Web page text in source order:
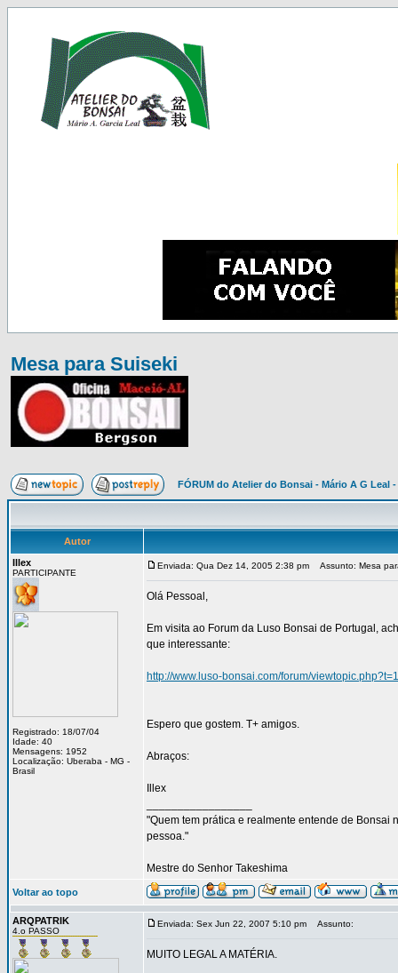
Mesa para Suiseki
FÓRUM do Atelier do Bonsai - Mário A G Leal
Autor
Illex
PARTICIPANTE
Registrado: 18/07/04
Idade: 40
Mensagens: 1952
Localização: Uberaba - MG -
Brasil
Enviada: Qua Dez 14, 2005 2:38 pm Assunto: Mesa
Olá Pessoal,
Em visita ao Forum da Luso Bonsai de Portugal,
que interessante:
http://www.luso-bonsai.com/forum/
Espero que gostem. T+ amigos.
Abraços:
Illex
"Quem tem prática e realmente entende de Bonsai
pessoa."
Mestre do Senhor Takeshima
Voltar ao topo
ARQPATRIK
4.o PASSO
Enviada: Sex Jun 22, 2007 5:10 pm Assunto:
MUITO LEGAL A MATÉRIA.